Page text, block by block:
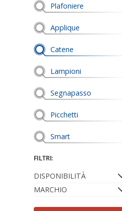
Plafoniere
Applique
Catene
Lampioni
Segnapasso
Picchetti
Smart
FILTRI:
DISPONIBILITÀ
MARCHIO